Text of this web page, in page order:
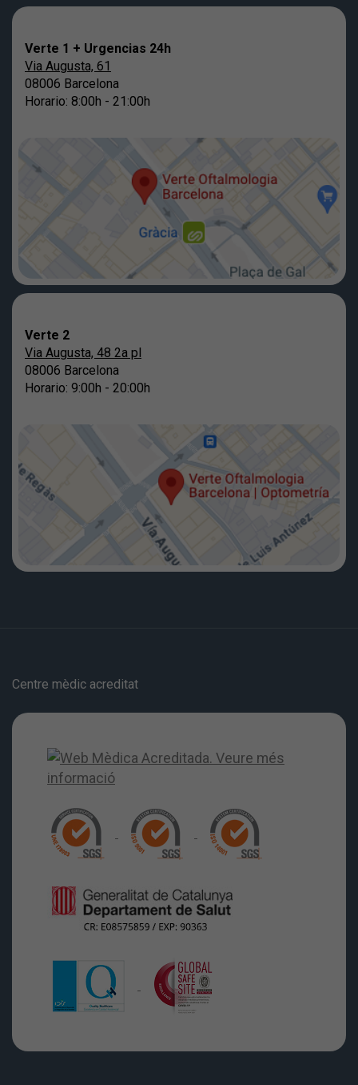
Verte 1 + Urgencias 24h
Via Augusta, 61
08006 Barcelona
Horario: 8:00h - 21:00h
Verte 2
Via Augusta, 48 2a pl
08006 Barcelona
Horario: 9:00h - 20:00h
Centre mèdic acreditat